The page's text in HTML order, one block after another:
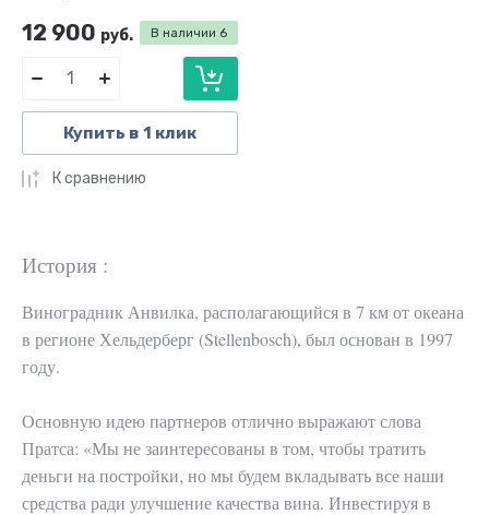
В наличии 6
12 900 руб.
Купить в 1 клик
К сравнению
История :
Виноградник Анвилка, располагающийся в 7 км от океана
в регионе Хельдерберг (Stellenbosch), был основан в 1997
году.
Основную идею партнеров отлично выражают слова
Пратса: «Мы не заинтересованы в том, чтобы тратить
деньги на постройки, но мы будем вкладывать все наши
средства ради улучшение качества вина. Инвестируя в